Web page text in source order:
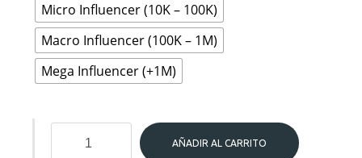
Micro Influencer (10K – 100K)
Macro Influencer (100K – 1M)
Mega Influencer (+1M)
Marketing
AÑADIR AL CARRITO